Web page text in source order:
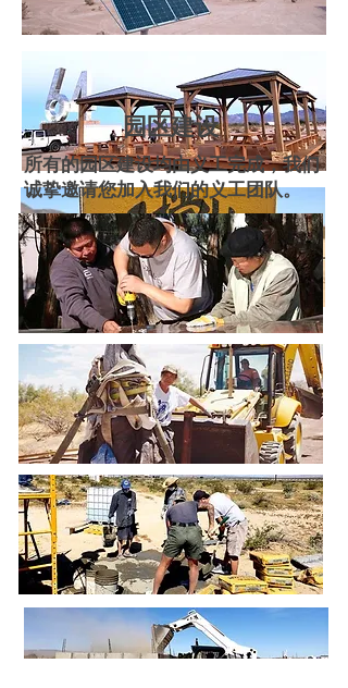
园区建设
所有的园区建设均由义工完成，我们
诚挚邀请您加入我们的义工团队。